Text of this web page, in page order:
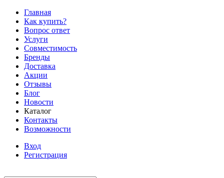
Главная
Как купить?
Вопрос ответ
Услуги
Совместимость
Бренды
Доставка
Акции
Отзывы
Блог
Новости
Каталог
Контакты
Возможности
Вход
Регистрация